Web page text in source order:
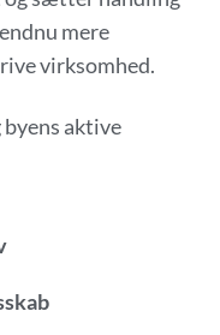
mere
virksomhed.
aktive